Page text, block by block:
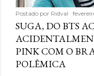
Postado por Ridval
SUGA, DO BTS
PINK COM O
POLÊMICA